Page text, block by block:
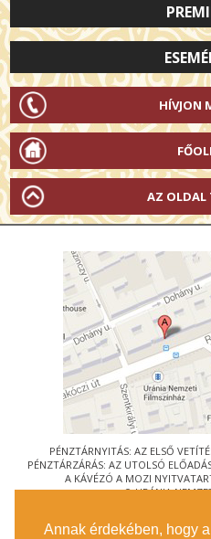
Annak érdekében, hogy
HÍVJON
AZ OLDAL
PÉNZTÁRNYITÁS: AZ ELSŐ
PÉNZTÁRZÁRÁS: AZ UTOLSÓ
A KÁVÉZÓ A MOZI
© URÁNIA